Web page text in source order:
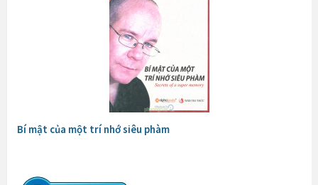
Bí mật của một trí nhớ siêu phàm